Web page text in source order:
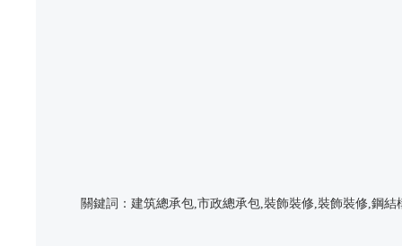
關鍵詞：建筑總承包,市政總承包,裝飾裝修,裝飾裝修,鋼